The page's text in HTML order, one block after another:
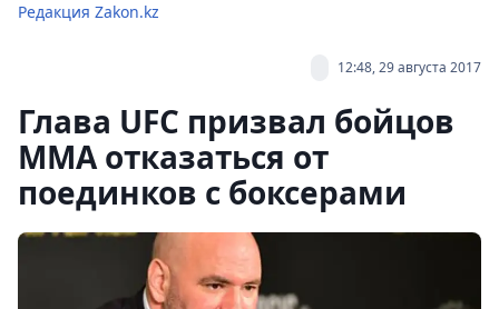
Редакция Zakon.kz
12:48, 29 августа 2017
Глава UFC призвал бойцов
MMA отказаться от
поединков с боксерами